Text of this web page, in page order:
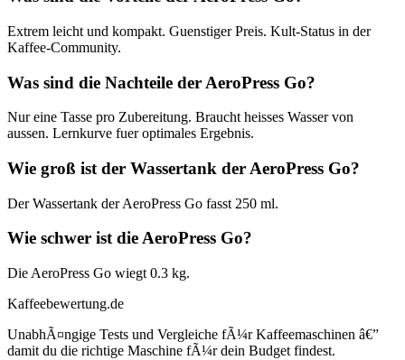
Extrem leicht und kompakt. Guenstiger Preis. Kult-Status in der
Kaffee-Community.
Was sind die Nachteile der AeroPress Go?
Nur eine Tasse pro Zubereitung. Braucht heisses Wasser von
aussen. Lernkurve fuer optimales Ergebnis.
Wie groß ist der Wassertank der AeroPress Go?
Der Wassertank der AeroPress Go fasst 250 ml.
Wie schwer ist die AeroPress Go?
Die AeroPress Go wiegt 0.3 kg.
Kaffeebewertung.de
UnabhÃ¤ngige Tests und Vergleiche fÃ¼r Kaffeemaschinen â€”
damit du die richtige Maschine fÃ¼r dein Budget findest.